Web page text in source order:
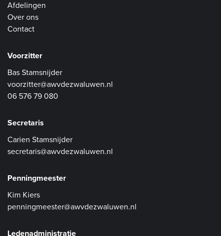
Afdelingen
Over ons
Contact
Voorzitter
Bas Stamsnijder
voorzitter@awvdezwaluwen.nl
06 576 79 080
Secretaris
Carien Stamsnijder
secretaris@awvdezwaluwen.nl
Penningmeester
Kim Kiers
penningmeester@awvdezwaluwen.nl
Ledenadministratie